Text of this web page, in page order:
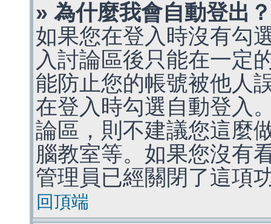
» 為什麼我會自動登出？
如果您在登入時沒有勾
入討論區後只能在一定
能防止您的帳號被他人
在登入時勾選自動登入
論區，則不建議您這麼
腦教室等。如果您沒有
管理員已經關閉了這項
回頂端